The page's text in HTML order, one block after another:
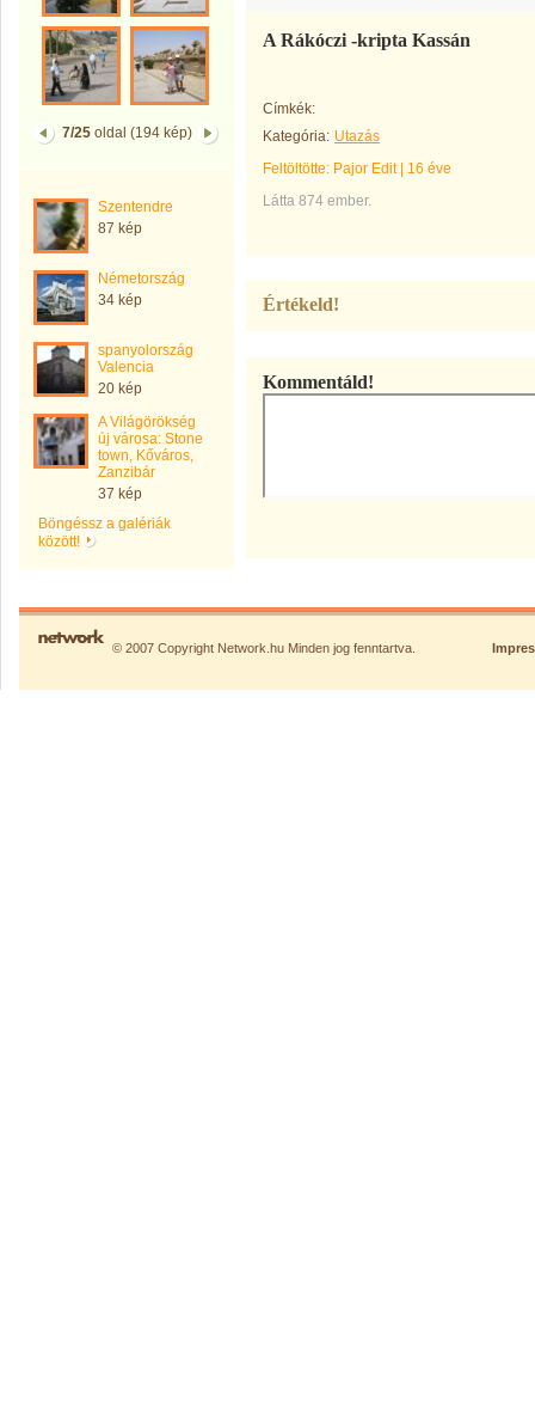
7/25oldal (194 kép)
Szentendre
87 kép
Németország
34 kép
spanyolország
Valencia
20 kép
A Világörökség
új városa: Stone
town, Kőváros,
Zanzibár
37 kép
Böngéssz a galériák
között!
A Rákóczi -kripta Kassán
Címkék:
Kategória: Utazás
Feltöltötte: Pajor Edit| 16 éve
Látta 874 ember.
Értékeld!
Kommentáld!
© 2007 Copyright Network.hu Minden jog fenntartva.